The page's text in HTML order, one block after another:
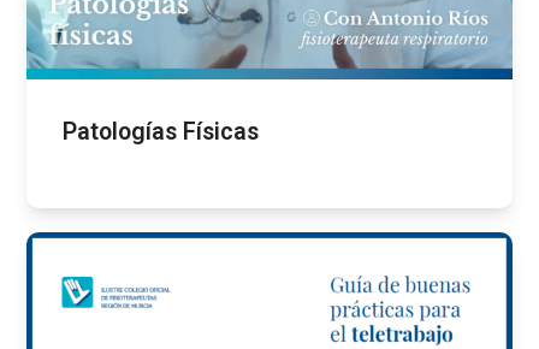
Patologías Físicas